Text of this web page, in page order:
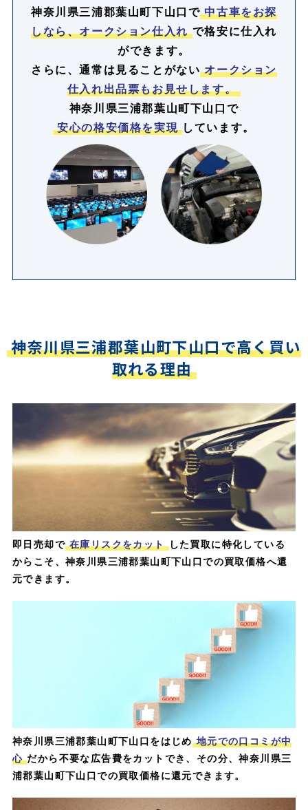
神奈川県三浦郡葉山町下山口で 中古車をお探
しなら、オークション仕入れ で格安に仕入れ
ができます。
さらに、通常は見ることがない オークション
仕入れ出品票もお見せします。
神奈川県三浦郡葉山町下山口で
安心の格安価格を実現 しています。
神奈川県三浦郡葉山町下山口で高く買い
取れる理由
即日売却で 在庫リスクをカット した買取に特化している
からこそ、神奈川県三浦郡葉山町下山口での買取価格へ還
元できます。
神奈川県三浦郡葉山町下山口をはじめ 地元での口コミが中
心 だから不要な広告費をカットでき、その分、神奈川県三
浦郡葉山町下山口での買取価格に還元できます。